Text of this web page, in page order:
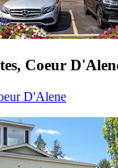
Coeur
D'Alene